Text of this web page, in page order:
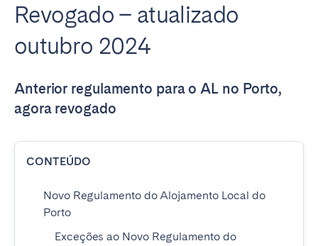
Revogado – atualizado
outubro 2024
Anterior regulamento para o AL no Porto,
agora revogado
CONTEÚDO
Novo Regulamento do Alojamento Local do
Porto
Exceções ao Novo Regulamento do